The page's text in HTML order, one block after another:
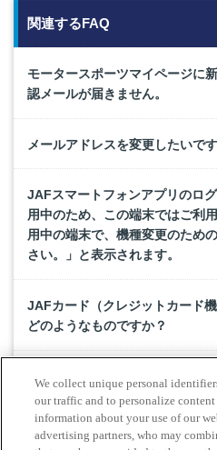
関連するFAQ
モータースポーツマイページに
認メールが届きません。
メールアドレスを変更したいです
JAFスマートフォンアプリのロ
用中のため、この端末ではご利
用中の端末で、機種変更のため
さい。」と表示されます。
JAFカード（クレジットカード
どのようなものですか？
モータースポーツライセンスを
入会しましたが、正式な会員証
員の状態です。仮会員でもライ
か。
We collect unique personal
our traffic and to personalize content
information about your use of our
advertising partners, who may